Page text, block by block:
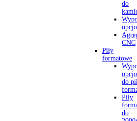
do
CNC
Piły
formatowe
do
Piły
do